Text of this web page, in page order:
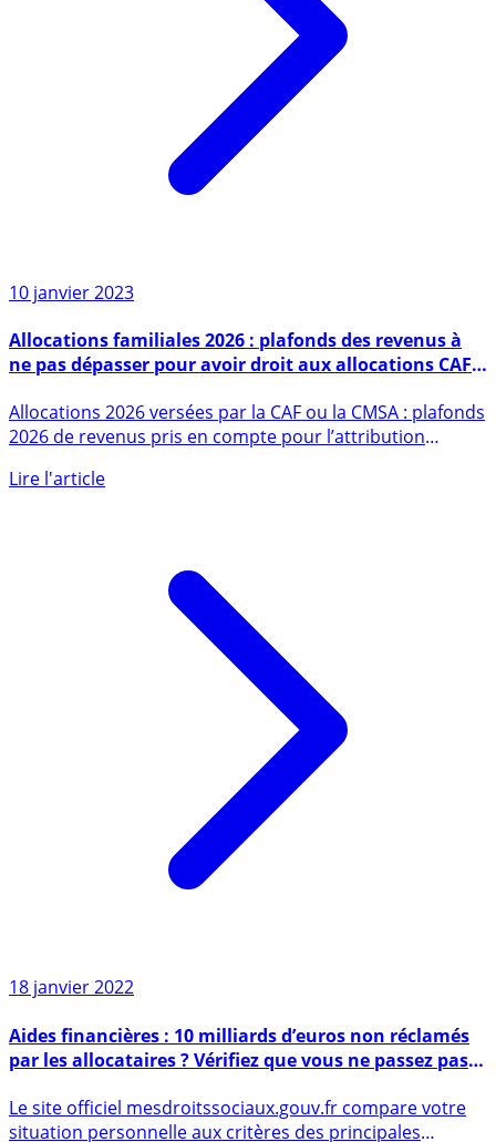
10 janvier 2023
ne pas dépasser pour avoir droit aux allocations CAF
ou CMSA
2026 de revenus pris en compte pour l’attribution
18 janvier 2022
Aides financières : 10 milliards d’euros non réclamés
par les allocataires ? Vérifiez que vous ne passez pas à
côté de certaines allocations !